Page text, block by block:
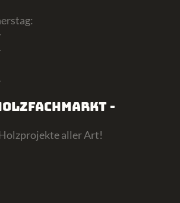
-
aller Art!